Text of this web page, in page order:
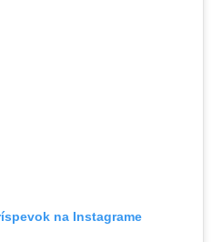
na Instagrame